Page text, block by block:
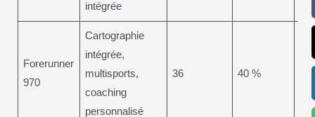
intégrée
Forerunner
970
Cartographie
intégrée,
multisports,
coaching
personnalisé
36 40 %